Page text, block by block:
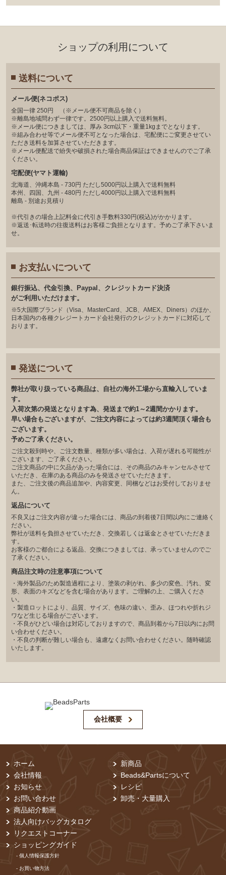
ショップの利⽤について
送料について
メール便(ネコポス)
全国一律 250円 （※メール便不可商品を除く）
※離島地域問わず一律です。2500円以上購入で送料無料。
※メール便につきましては、厚み 3cm以下・重量1kgまでとなります。
※組み合わせ等でメール便不可となった場合は、宅配便にご変更させてい
ただき送料を加算させていただきます。
※メール便配送で紛失や破損された場合商品保証はできませんのでご了承
ください。
宅配便(ヤマト運輸)
北海道、沖縄本島 - 730円 ただし5000円以上購入で送料無料
本州、四国、九州 - 480円 ただし4000円以上購入で送料無料
離島 - 別途お見積り
※代引きの場合上記料金に代引き手数料330円(税込)がかかります。
※返送･転送時の往復送料はお客様ご負担となります。予めご了承下さいま
せ。
お支払いについて
銀⾏振込、代⾦引換、Paypal、クレジットカード決済
がご利⽤いただけます。
※5大国際ブランド（Visa、MasterCard、JCB、AMEX、Diners）のほか、
日本国内の各種クレジートカード会社発行のクレジットカードに対応して
おります。
発送について
弊社が取り扱っている商品は、自社の海外工場から直輸入していま
す。
入荷次第の発送となります為、発送まで約1～2週間かかります。
早い場合もございますが、ご注文内容によっては約3週間頂く場合も
ございます。
予めご了承ください。
ご注文殺到時や、ご注文数量、種類が多い場合は、入荷が遅れる可能性が
ございます、ご了承ください。
ご注文商品の中に欠品があった場合には、その商品のみキャンセルさせて
いただき、在庫のある商品のみを発送させていただきます。
また、ご注文後の商品追加や、内容変更、同梱などはお受付しておりませ
ん。
返品について
不良又はご注文内容が違った場合には、商品の到着後7日間以内にご連絡く
ださい。
弊社が送料を負担させていただき、交換若しくは返金とさせていただきま
す。
お客様のご都合による返品、交換につきましては、承っていませんのでご
了承ください。
商品注文時の注意事項について
・海外製品のため製造過程により、塗装の剥がれ、多少の変色、汚れ、変
形、表面のキズなどを含む場合があります。ご理解の上、ご購入くださ
い。
・製造ロットにより、品質、サイズ、色味の違い、歪み、ほつれや折れジ
ワなど生じる場合がございます。
・不良がひどい場合は対応しておりますので、商品到着から7日以内にお問
い合わせください。
・不良の判断が難しい場合も、遠慮なくお問い合わせください。随時確認
いたします。
会社概要
ホーム
会社情報
お知らせ
お問い合わせ
商品紹介動画
法人向けバッグカタログ
リクエストコーナー
新商品
Beads&Partsについて
レシピ
卸売・⼤量購⼊
ショッピングガイド
- 個⼈情報保護⽅針
- お買い物⽅法